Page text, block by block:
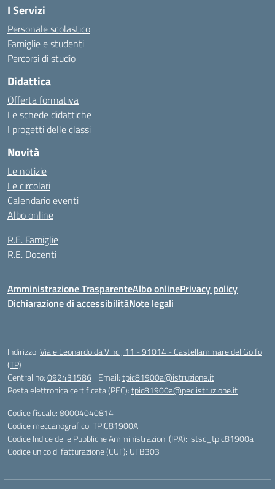
I Servizi
Personale scolastico
Famiglie e studenti
Percorsi di studio
Didattica
Offerta formativa
Le schede didattiche
I progetti delle classi
Novità
Le notizie
Le circolari
Calendario eventi
Albo online
R.E. Famiglie
R.E. Docenti
Amministrazione TrasparenteAlbo onlinePrivacy policy
Dichiarazione di accessibilitàNote legali
Indirizzo:Viale Leonardo da Vinci, 11 - 91014 - Castellammare del Golfo
(TP)
Centralino:092431586 Email:tpic81900a@istruzione.it
Posta elettronica certificata (PEC):tpic81900a@pec.istruzione.it
Codice fiscale: 80004040814
Codice meccanografico:TPIC81900A
Codice Indice delle Pubbliche Amministrazioni (IPA): istsc_tpic81900a
Codice unico di fatturazione (CUF): UFB303